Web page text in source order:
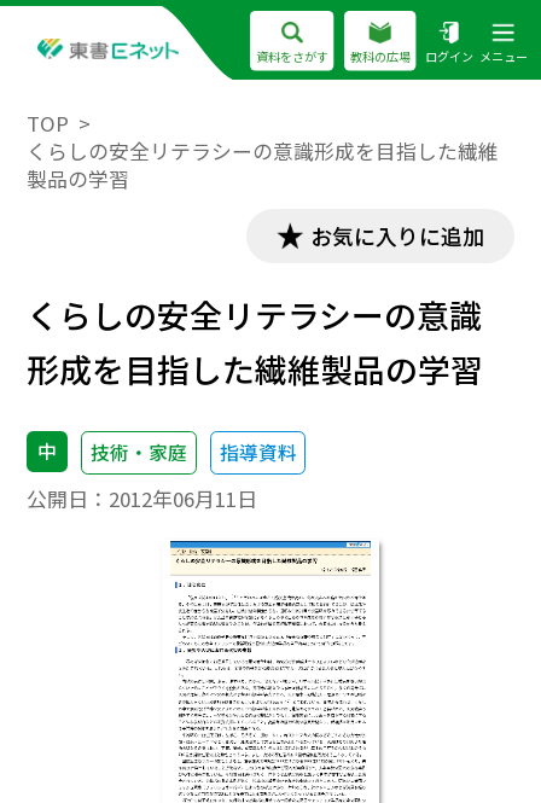
資料をさがす 教科の広場 ログイン メニュー
TOP
くらしの安全リテラシーの意識形成を目指した繊維
製品の学習
お気に入りに追加
くらしの安全リテラシーの意識
形成を目指した繊維製品の学習
中 技術・家庭 指導資料
公開日： 2012年06月11日